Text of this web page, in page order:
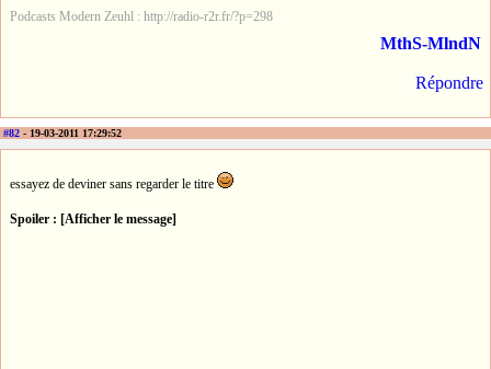
Podcasts Modern Zeuhl : http://radio-r2r.fr/?p=298
MthS-MlndN
Répondre
#82 - 19-03-2011 17:29:52
essayez de deviner sans regarder le titre
Spoiler : [Afficher le message]